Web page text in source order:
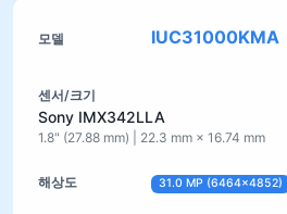
IUC31000KMA
Sony IMX342LLA
1.8" (27.88 mm) | 22.3 mm × 16.74 mm
31.0 MP (6464×4852)